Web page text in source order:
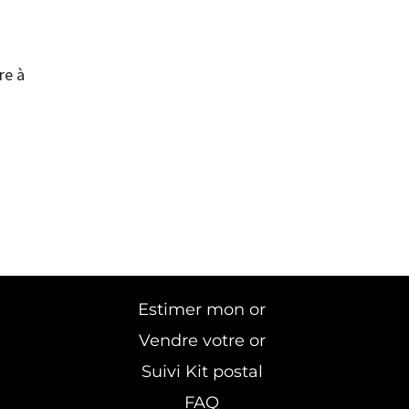
à
Estimer mon or
Vendre votre or
Suivi Kit postal
FAQ